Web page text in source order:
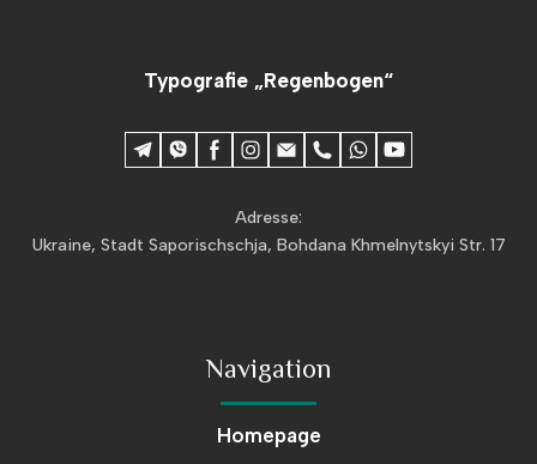
Typografie „Regenbogen“
Adresse:
Ukraine, Stadt Saporischschja, Bohdana Khmelnytskyi Str. 17
Navigation
Homepage